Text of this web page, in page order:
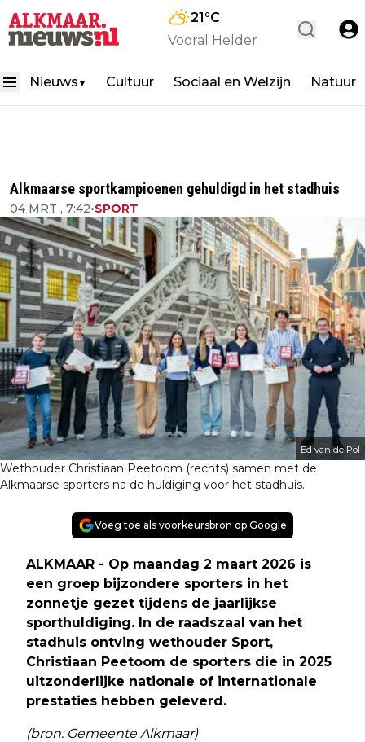
21°C
Vooral Helder
Nieuws ▼ Cultuur Sociaal en Welzijn Natuur
Alkmaarse sportkampioenen gehuldigd in het stadhuis
04 MRT , 7:42•SPORT
Ed van de Pol
Wethouder Christiaan Peetoom (rechts) samen met de
Alkmaarse sporters na de huldiging voor het stadhuis.
Voeg toe als voorkeursbron op Google
ALKMAAR - Op maandag 2 maart 2026 is
een groep bijzondere sporters in het
zonnetje gezet tijdens de jaarlijkse
sporthuldiging. In de raadszaal van het
stadhuis ontving wethouder Sport,
Christiaan Peetoom de sporters die in 2025
uitzonderlijke nationale of internationale
prestaties hebben geleverd.
(bron: Gemeente Alkmaar)